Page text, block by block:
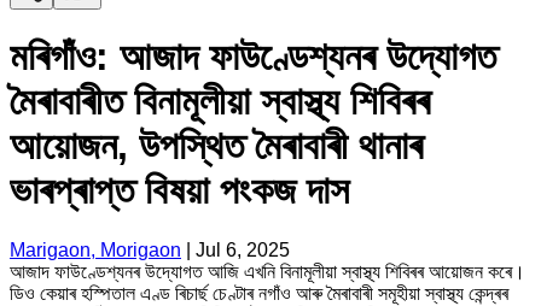
মৰিগাঁও: আজাদ ফাউণ্ডেশ্যনৰ উদ্যোগত
মৈৰাবাৰীত বিনামূলীয়া স্বাস্থ্য শিবিৰৰ
আয়োজন, উপস্থিত মৈৰাবাৰী থানাৰ
ভাৰপ্ৰাপ্ত বিষয়া পংকজ দাস
Marigaon, Morigaon
Jul 6, 2025
আজাদ ফাউণ্ডেশ্যনৰ উদ্যোগত আজি এখনি বিনামূলীয়া স্বাস্থ্য শিবিৰৰ আয়োজন কৰে।
ডিও কেয়াৰ হস্পিতাল এণ্ড ৰিচাৰ্ছ চেণ্টাৰ নগাঁও আৰু মৈৰাবাৰী সমূহীয়া স্বাস্থ্য কেন্দ্ৰৰ